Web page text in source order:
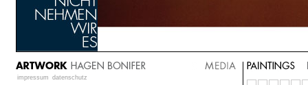
impressum datenschutz